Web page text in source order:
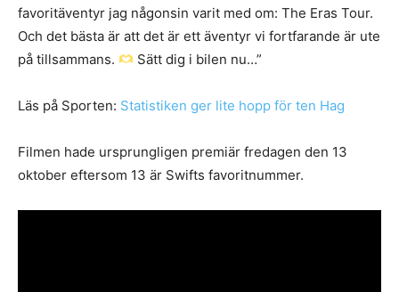
favoritäventyr jag någonsin varit med om: The Eras Tour.
Och det bästa är att det är ett äventyr vi fortfarande är ute
på tillsammans.
Sätt dig i bilen nu…”
Läs på Sporten: Statistiken ger lite hopp för ten Hag
Filmen hade ursprungligen premiär fredagen den 13
oktober eftersom 13 är Swifts favoritnummer.